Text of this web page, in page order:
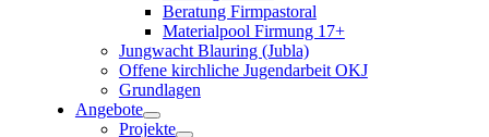
Beratung Firmpastoral
Materialpool Firmung 17+
Jungwacht Blauring (Jubla)
Offene kirchliche Jugendarbeit OKJ
Grundlagen
Angebote
Projekte